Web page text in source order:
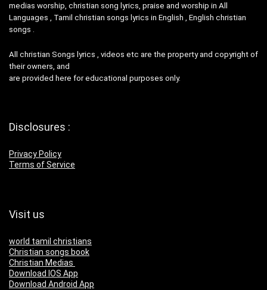
medias worship, christian song lyrics, praise and worship in All
Languages , Tamil christian songs lyrics in English , English christian
songs .
All christian Songs lyrics , videos etc are the property and copyright of
their owners, and
are provided here for educational purposes only.
Disclosures :
Privacy Policy
Terms of Service
Visit us
world tamil christians
Christian songs book
Christian Medias
Download IOS App
Download Android App